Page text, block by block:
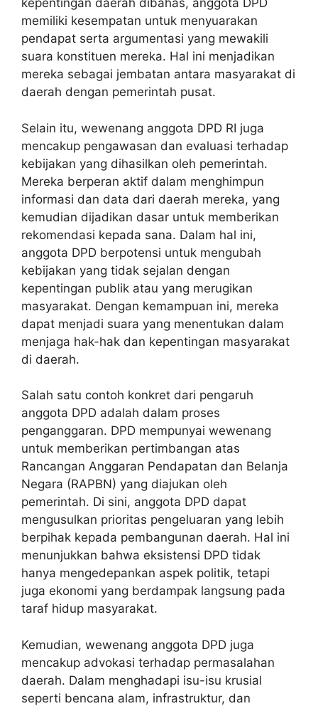
kepentingan daerah dibahas, anggota DPD
memiliki kesempatan untuk menyuarakan
pendapat serta argumentasi yang mewakili
suara konstituen mereka. Hal ini menjadikan
mereka sebagai jembatan antara masyarakat di
daerah dengan pemerintah pusat.
Selain itu, wewenang anggota DPD RI juga
mencakup pengawasan dan evaluasi terhadap
kebijakan yang dihasilkan oleh pemerintah.
Mereka berperan aktif dalam menghimpun
informasi dan data dari daerah mereka, yang
kemudian dijadikan dasar untuk memberikan
rekomendasi kepada sana. Dalam hal ini,
anggota DPD berpotensi untuk mengubah
kebijakan yang tidak sejalan dengan
kepentingan publik atau yang merugikan
masyarakat. Dengan kemampuan ini, mereka
dapat menjadi suara yang menentukan dalam
menjaga hak-hak dan kepentingan masyarakat
di daerah.
Salah satu contoh konkret dari pengaruh
anggota DPD adalah dalam proses
penganggaran. DPD mempunyai wewenang
untuk memberikan pertimbangan atas
Rancangan Anggaran Pendapatan dan Belanja
Negara (RAPBN) yang diajukan oleh
pemerintah. Di sini, anggota DPD dapat
mengusulkan prioritas pengeluaran yang lebih
berpihak kepada pembangunan daerah. Hal ini
menunjukkan bahwa eksistensi DPD tidak
hanya mengedepankan aspek politik, tetapi
juga ekonomi yang berdampak langsung pada
taraf hidup masyarakat.
Kemudian, wewenang anggota DPD juga
mencakup advokasi terhadap permasalahan
daerah. Dalam menghadapi isu-isu krusial
seperti bencana alam, infrastruktur, dan